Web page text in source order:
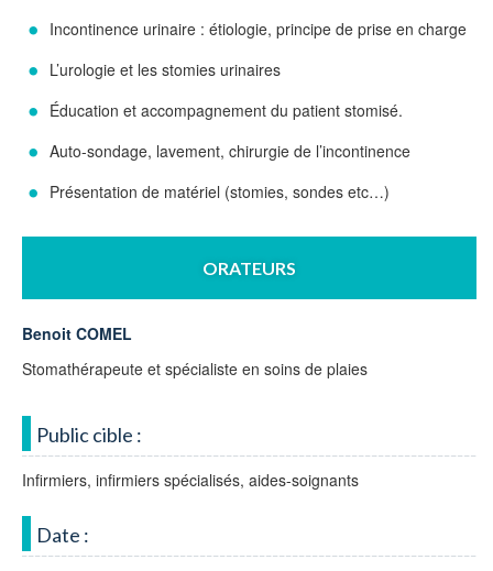
Incontinence urinaire : étiologie, principe de prise en charge
L’urologie et les stomies urinaires
Éducation et accompagnement du patient stomisé.
Auto-sondage, lavement, chirurgie de l’incontinence
Présentation de matériel (stomies, sondes etc…)
ORATEURS
Benoit COMEL
Stomathérapeute et spécialiste en soins de plaies
Public cible :
Infirmiers, infirmiers spécialisés, aides-soignants
Date :